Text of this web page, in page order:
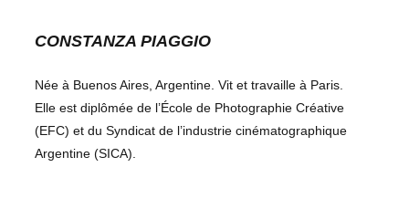
CONSTANZA PIAGGIO
Née à Buenos Aires, Argentine. Vit et travaille à Paris.
Elle est diplômée de l’École de Photographie Créative
(EFC) et du Syndicat de l’industrie cinématographique
Argentine (SICA).